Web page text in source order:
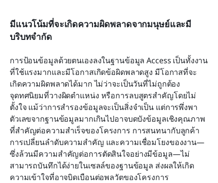
มีแนวโน้มที่จะเกิดความผิดพลาดจากมนุษย์และมี
บริบทจำกัด
การป้อนข้อมูลด้วยตนเองลงในฐานข้อมูล Access เป็นทั้งงาน
ที่ใช้แรงมากและมีโอกาสเกิดข้อผิดพลาดสูง มีโอกาสที่จะ
เกิดความผิดพลาดได้มาก ไม่ว่าจะเป็นวันที่ไม่ถูกต้อง
จุดทศนิยมที่วางผิดตำแหน่ง หรือการลบสูตรสำคัญโดยไม่
ตั้งใจ แม้ว่าการสำรองข้อมูลจะเป็นสิ่งจำเป็น แต่การพึ่งพา
ตัวเลขจากฐานข้อมูลมากเกินไปอาจบดบังข้อมูลเชิงคุณภาพ
ที่สำคัญต่อความสำเร็จของโครงการ การสนทนากับลูกค้า
การเปลี่ยนลำดับความสำคัญ และความเชื่อมโยงของงาน—
ซึ่งล้วนมีความสำคัญต่อการตัดสินใจอย่างมีข้อมูล—ไม่
สามารถบันทึกได้ง่ายในเซลล์ของฐานข้อมูล ส่งผลให้เกิด
ความเข้าใจที่อาจบิดเบือนต่อพลวัตของโครงการ